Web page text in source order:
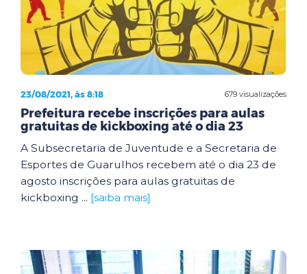
679 visualizações
23/08/2021, às 8:18
Prefeitura recebe inscrições para aulas
gratuitas de kickboxing até o dia 23
A Subsecretaria de Juventude e a Secretaria de
Esportes de Guarulhos recebem até o dia 23 de
agosto inscrições para aulas gratuitas de
kickboxing ... [saiba mais]